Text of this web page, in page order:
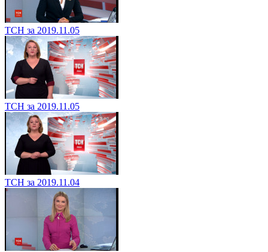
ТСН за 2019.11.05
ТСН за 2019.11.05
ТСН за 2019.11.04